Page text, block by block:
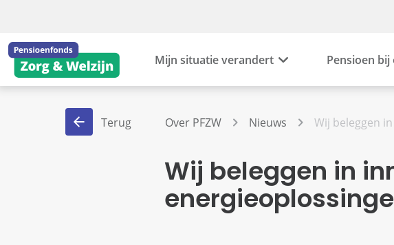
Mijn situatie verandert Pensioen bij
Terug Over PFZW Nieuws Wij beleggen
Wij beleggen in